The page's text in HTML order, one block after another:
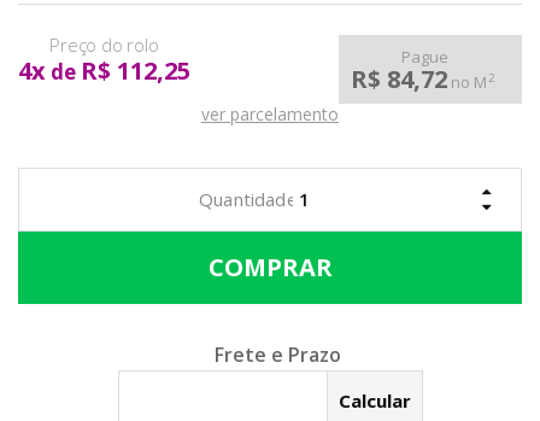
4x de R$ 112,25 Pague
R$ 84,72 no M2
ver parcelamento
Calcular o Frete